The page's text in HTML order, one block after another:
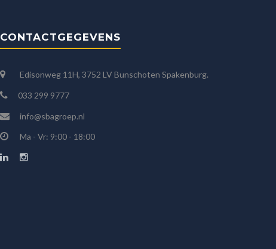
CONTACTGEGEVENS
Edisonweg 11H, 3752 LV Bunschoten Spakenburg.
033 299 9777
info@sbagroep.nl
Ma - Vr: 9:00 - 18:00